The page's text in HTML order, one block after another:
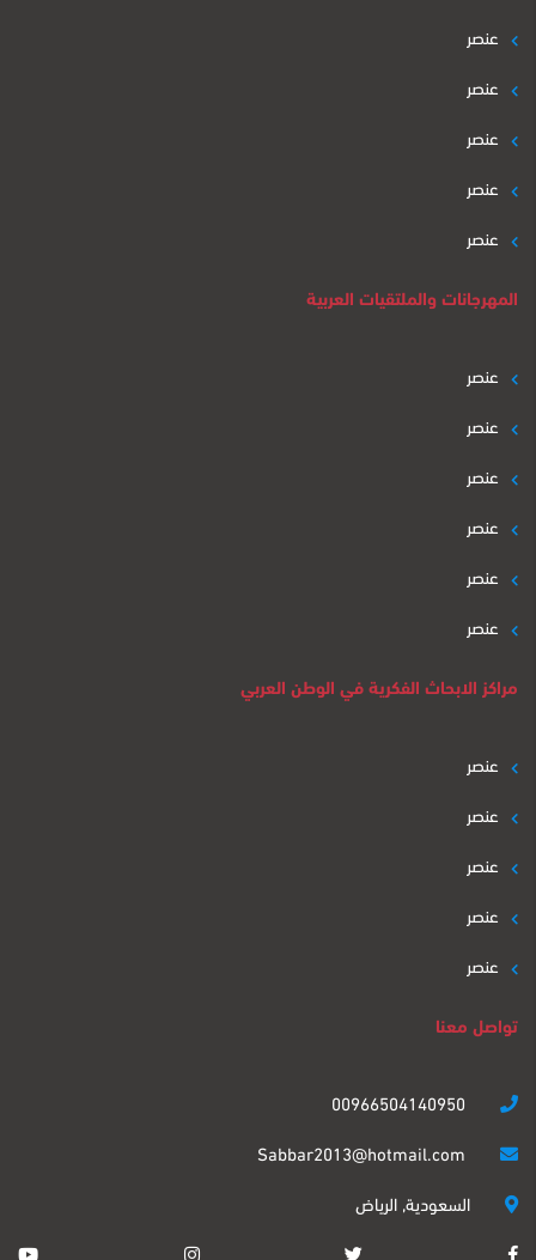
عنصر
عنصر
عنصر
عنصر
عنصر
المهرجانات والملتقيات العربية
عنصر
عنصر
عنصر
عنصر
عنصر
عنصر
مراكز الابحاث الفكرية في الوطن العربي
عنصر
عنصر
عنصر
عنصر
عنصر
تواصل معنا
السعودية, الرياض